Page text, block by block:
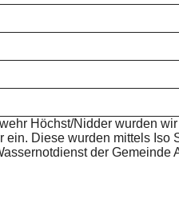
Höchst/Nidder wurden
Diese wurden mittels Iso
der Gemeinde